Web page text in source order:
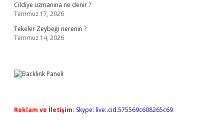
Cildiye uzmanına ne denir ?
Temmuz 17, 2026
Tekeler Zeybeği nerenin ?
Temmuz 14, 2026
Reklam ve İletişim: Skype: live:.cid.575569c608265c69